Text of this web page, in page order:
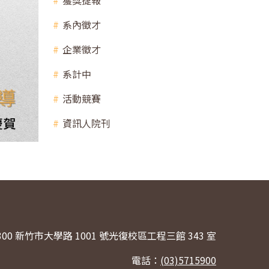
系內徵才
企業徵才
系計中
活動競賽
資訊人院刊
新竹市大學路 1001 號光復校區工程三館 343 室
電話： (03)5715900